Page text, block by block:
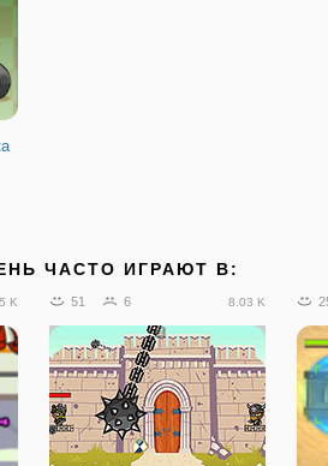
ЧАСТО ИГРАЮТ В:
K 51 6 8.03 K